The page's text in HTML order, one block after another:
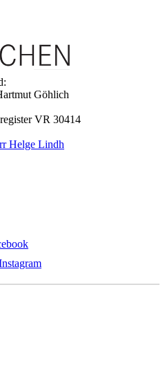
Göhlich
VR 30414
Helge Lindh